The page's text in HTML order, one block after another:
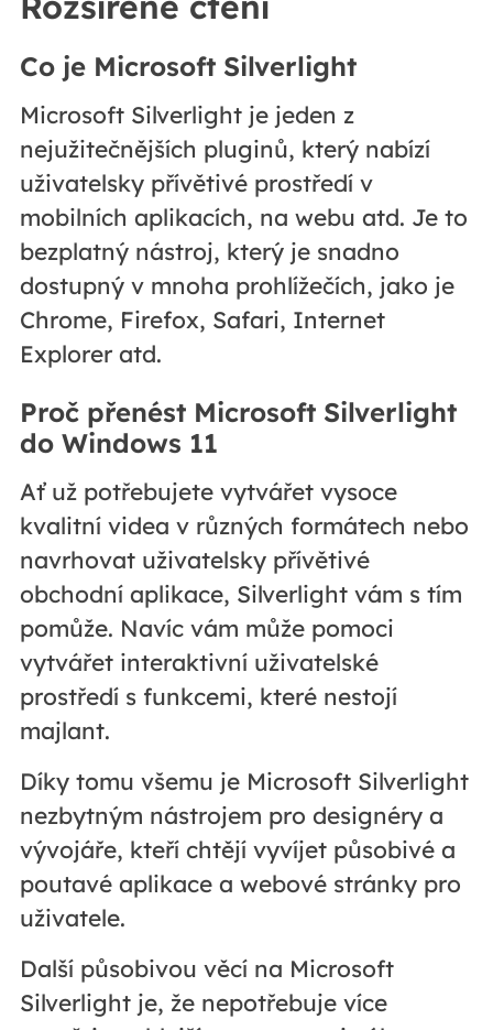
Co je Microsoft Silverlight
Microsoft Silverlight je jeden z
nejužitečnějších pluginů, který nabízí
uživatelsky přívětivé prostředí v
mobilních aplikacích, na webu atd. Je to
bezplatný nástroj, který je snadno
dostupný v mnoha prohlížečích, jako je
Chrome, Firefox, Safari, Internet
Explorer atd.
Proč přenést Microsoft Silverlight
do Windows 11
Ať už potřebujete vytvářet vysoce
kvalitní videa v různých formátech nebo
navrhovat uživatelsky přívětivé
obchodní aplikace, Silverlight vám s tím
pomůže. Navíc vám může pomoci
vytvářet interaktivní uživatelské
prostředí s funkcemi, které nestojí
majlant.
Díky tomu všemu je Microsoft Silverlight
nezbytným nástrojem pro designéry a
vývojáře, kteří chtějí vyvíjet působivé a
poutavé aplikace a webové stránky pro
uživatele.
Další působivou věcí na Microsoft
Silverlight je, že nepotřebuje více